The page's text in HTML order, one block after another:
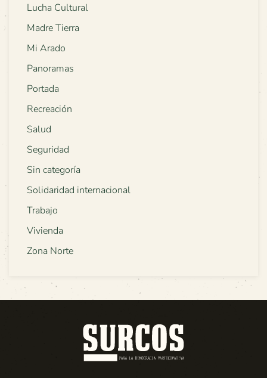
Lucha Cultural
Madre Tierra
Mi Arado
Panoramas
Portada
Recreación
Salud
Seguridad
Sin categoría
Solidaridad internacional
Trabajo
Vivienda
Zona Norte